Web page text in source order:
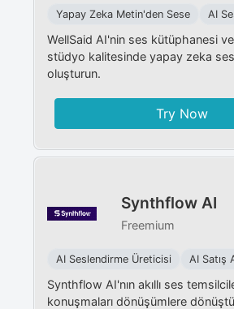
Yapay Zeka Metin'den Sese AI
WellSaid AI'nin ses kütüphanesi ve
stüdyo kalitesinde yapay zeka
oluşturun.
Try Now
Synthflow AI
Freemium
AI Seslendirme Üreticisi AI Satış
Synthflow AI'nın akıllı ses
konuşmaları dönüşümlere